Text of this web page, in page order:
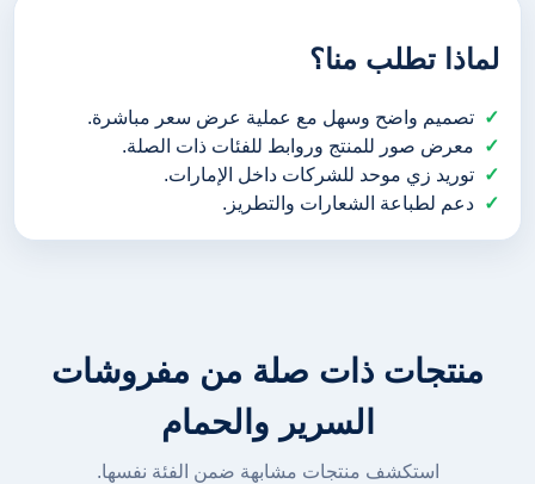
لماذا تطلب منا؟
تصميم واضح وسهل مع عملية عرض سعر مباشرة.
معرض صور للمنتج وروابط للفئات ذات الصلة.
توريد زي موحد للشركات داخل الإمارات.
دعم لطباعة الشعارات والتطريز.
منتجات ذات صلة من مفروشات
السرير والحمام
استكشف منتجات مشابهة ضمن الفئة نفسها.